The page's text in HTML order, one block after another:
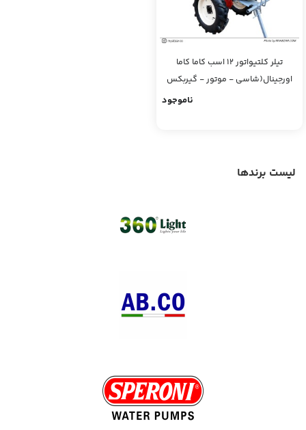
تیلر کلتیواتور 12 اسب کاما کاما
اورجینال(شاسی - موتور - گیربکس
ناموجود
لیست برندها